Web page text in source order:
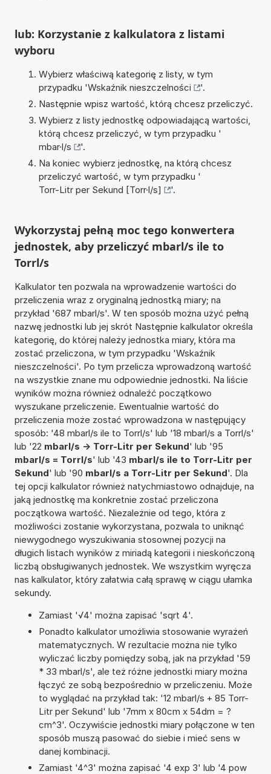
lub: Korzystanie z kalkulatora z listami
wyboru
Wybierz właściwą kategorię z listy, w tym
przypadku 'Wskaźnik nieszczelności
'.
Następnie wpisz wartość, którą chcesz przeliczyć.
Wybierz z listy jednostkę odpowiadającą wartości,
którą chcesz przeliczyć, w tym przypadku '
mbar·l/s
'.
Na koniec wybierz jednostkę, na którą chcesz
przeliczyć wartość, w tym przypadku '
Torr-Litr per Sekund [Torr·l/s]
'.
Wykorzystaj pełną moc tego konwertera
jednostek, aby przeliczyć mbarl/s ile to
Torrl/s
Kalkulator ten pozwala na wprowadzenie wartości do
przeliczenia wraz z oryginalną jednostką miary; na
przykład '687 mbarl/s'. W ten sposób można użyć pełną
nazwę jednostki lub jej skrót Następnie kalkulator określa
kategorię, do której należy jednostka miary, która ma
zostać przeliczona, w tym przypadku 'Wskaźnik
nieszczelności'. Po tym przelicza wprowadzoną wartość
na wszystkie znane mu odpowiednie jednostki. Na liście
wyników można również odnaleźć początkowo
wyszukane przeliczenie. Ewentualnie wartość do
przeliczenia może zostać wprowadzona w następujący
sposób: '48 mbarl/s ile to Torrl/s' lub '18 mbarl/s a Torrl/s'
lub '22 mbarl/s -> Torr-Litr per Sekund' lub '95
mbarl/s = Torrl/s' lub '43 mbarl/s ile to Torr-Litr per
Sekund' lub '90 mbarl/s a Torr-Litr per Sekund'. Dla
tej opcji kalkulator również natychmiastowo odnajduje, na
jaką jednostkę ma konkretnie zostać przeliczona
początkowa wartość. Niezależnie od tego, która z
możliwości zostanie wykorzystana, pozwala to uniknąć
niewygodnego wyszukiwania stosownej pozycji na
długich listach wyników z miriadą kategorii i nieskończoną
liczbą obsługiwanych jednostek. We wszystkim wyręcza
nas kalkulator, który załatwia całą sprawę w ciągu ułamka
sekundy.
Zamiast '√4' można zapisać 'sqrt 4'.
Ponadto kalkulator umożliwia stosowanie wyrażeń
matematycznych. W rezultacie można nie tylko
wyliczać liczby pomiędzy sobą, jak na przykład '59
* 33 mbarl/s', ale też różne jednostki miary można
łączyć ze sobą bezpośrednio w przeliczeniu. Może
to wyglądać na przykład tak: '12 mbarl/s + 85 Torr-
Litr per Sekund' lub '7mm x 80cm x 54dm = ?
cm^3'. Oczywiście jednostki miary połączone w ten
sposób muszą pasować do siebie i mieć sens w
danej kombinacji.
Zamiast '4^3' można zapisać '4 exp 3' lub '4 pow